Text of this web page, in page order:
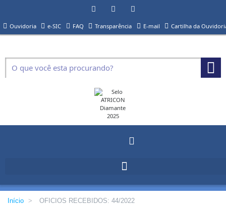
Ouvidoria e-SIC FAQ Transparência E-mail Cartilha da
Início > OFICIOS RECEBIDOS: 44/2022